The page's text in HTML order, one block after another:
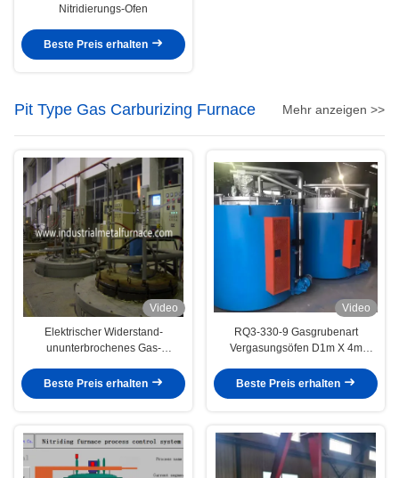
Nitridierungs-Ofen
Beste Preis erhalten
Pit Type Gas Carburizing Furnace Mehr anzeigen >>
Video
Elektrischer Widerstand-
ununterbrochenes Gas-
Pit Type Gas Carburizing Furnace
Beste Preis erhalten
Video
RQ3-330-9 Gasgrubenart
Vergasungsöfen D1m X 4m
Beste Preis erhalten